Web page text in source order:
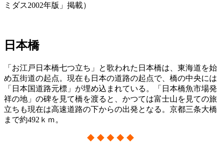
ミダス2002年版」掲載）
日本橋
「お江戸日本橋七つ立ち」と歌われた日本橋は、東海道を始
め五街道の起点。現在も日本の道路の起点で、橋の中央には
「日本国道路元標」が埋め込まれている。「日本橋魚市場発
祥の地」の碑を見て橋を渡ると、かつては富士山を見ての旅
立ちも現在は高速道路の下からの出発となる。京都三条大橋
まで約492ｋｍ。
◆ ◆ ◆ ◆ ◆